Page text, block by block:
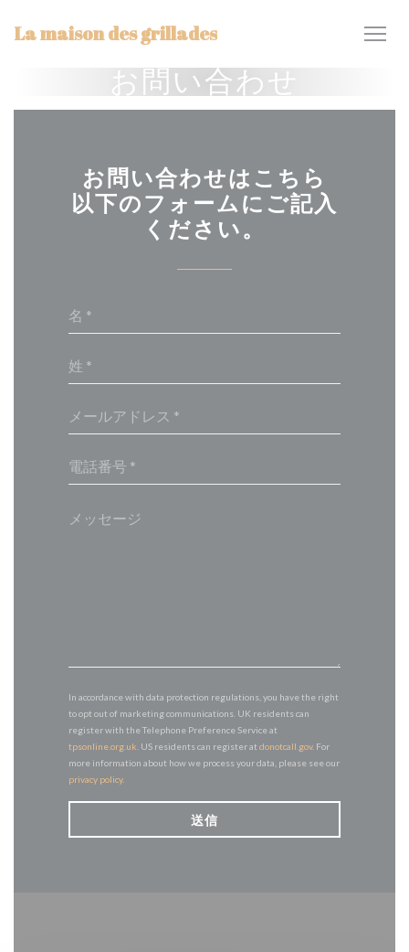
La maison des grillades
お問い合わせ
お問い合わせはこちら
以下のフォームにご記入
ください。
In accordance with data protection regulations, you have the right
to opt out of marketing communications. UK residents can
register with the Telephone Preference Service at
tpsonline.org.uk . US residents can register at donotcall.gov. For
more information about how we process your data, please see our
privacy policy.